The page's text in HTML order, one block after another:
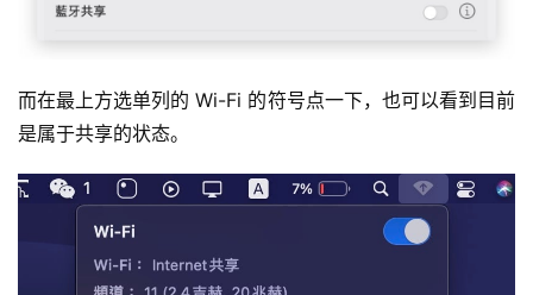
而在最上方选单列的 Wi-Fi 的符号点一下，也可以看到目前
是属于共享的状态。